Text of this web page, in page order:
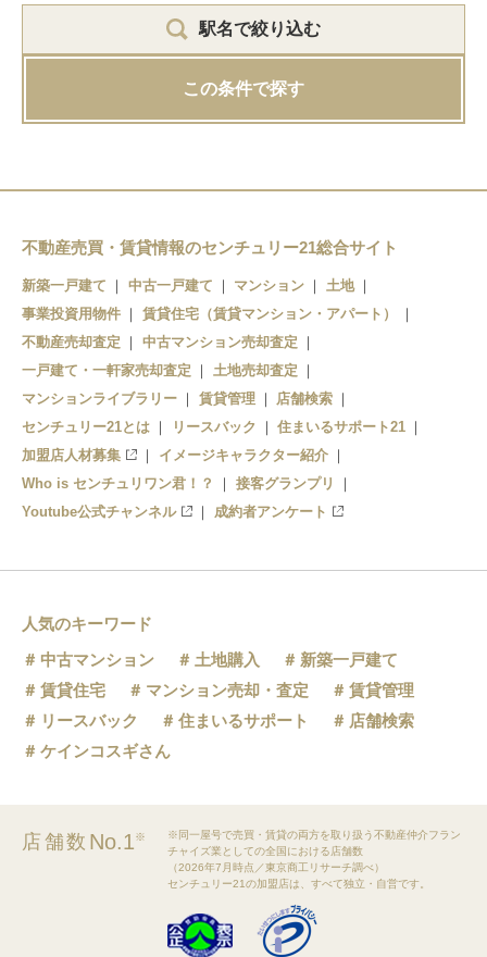
駅名で絞り込む
この条件で探す
不動産売買・賃貸情報のセンチュリー21総合サイト
新築一戸建て 中古一戸建て マンション
土地
事業投資用物件
賃貸住宅（賃貸マンション・アパート）
不動産売却査定
中古マンション売却査定
一戸建て・一軒家売却査定
土地売却査定
マンションライブラリー
賃貸管理
店舗検索
センチュリー21とは
リースバック
住まいるサポート21
加盟店人材募集
イメージキャラクター紹介
Who is センチュリワン君！？
接客グランプリ
Youtube公式チャンネル
成約者アンケート
人気のキーワード
中古マンション
土地購入
新築一戸建て
賃貸住宅
マンション売却・査定
賃貸管理
リースバック
住まいるサポート
店舗検索
ケインコスギさん
店舗数 No.1※
※同一屋号で売買・賃貸の両方を取り扱う不動産仲介フラン
チャイズ業としての全国における店舗数
（2026年7月時点／東京商工リサーチ調べ）
センチュリー21の加盟店は、すべて独立・自営です。